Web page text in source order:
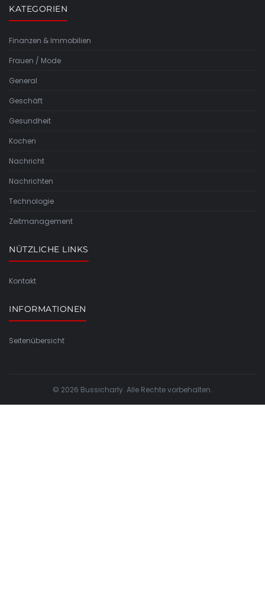
KATEGORIEN
Finanzen & Immobilien
Frauen / Mode
General
Geschäft
Gesundheit
Kochen
Nachricht
Nachrichten
Technologie
Zeitmanagement
NÜTZLICHE LINKS
Kontakt
INFORMATIONEN
Seitenübersicht
© 2026 Bussicharly. Alle Rechte vorbehalten.